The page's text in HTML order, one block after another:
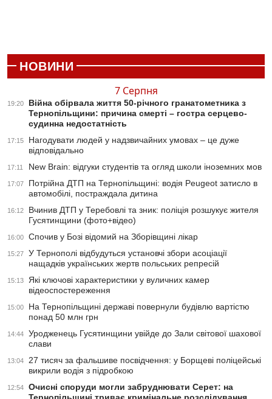
НОВИНИ
7 Серпня
19:20
Війна обірвала життя 50-річного гранатометника з
Тернопільщини: причина смерті – гостра серцево-
судинна недостатність
17:15
Нагодувати людей у надзвичайних умовах – це дуже
відповідально
17:11 New Brain: відгуки студентів та огляд школи іноземних мов
17:07
Потрійна ДТП на Тернопільщині: водія Peugeot затисло в
автомобілі, постраждала дитина
16:12
Вчинив ДТП у Теребовлі та зник: поліція розшукує жителя
Гусятинщини (фото+відео)
16:00 Спочив у Бозі відомий на Зборівщині лікар
15:27
У Тернополі відбудуться установчі збори асоціації
нащадків українських жертв польських репресій
15:13
Які ключові характеристики у вуличних камер
відеоспостереження
15:00
На Тернопільщині державі повернули будівлю вартістю
понад 50 млн грн
14:44
Уродженець Гусятинщини увійде до Зали світової шахової
слави
13:04
27 тисяч за фальшиве посвідчення: у Борщеві поліцейські
викрили водія з підробкою
12:54
Очисні споруди могли забруднювати Серет: на